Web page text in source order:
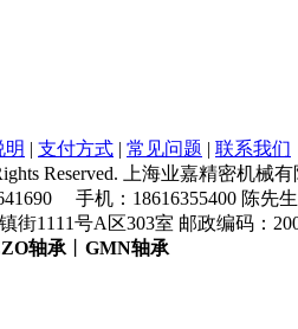
明 | 支付方式 | 常见问题 | 联系我们
Reserved. 上海业嘉精密机械
手机：18616355400 陈先生
街1111号A区303室 邮政编码：
轴承 GMN轴承